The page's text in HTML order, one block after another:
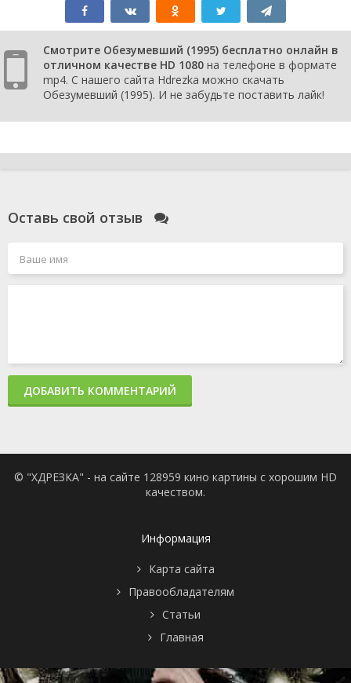
Смотрите Обезумевший (1995) бесплатно онлайн в
отличном качестве HD 1080 на телефоне в формате
mp4. С нашего сайта Hdrezka можно скачать
Обезумевший (1995). И не забудьте поставить лайк!
Оставь свой отзыв
ДОБАВИТЬ КОММЕНТАРИЙ
© "ХДРЕЗКА" - на сайте 128959 кино картины с хорошим HD
качеством.
Информация
Карта сайта
Правообладателям
Статьи
Главная